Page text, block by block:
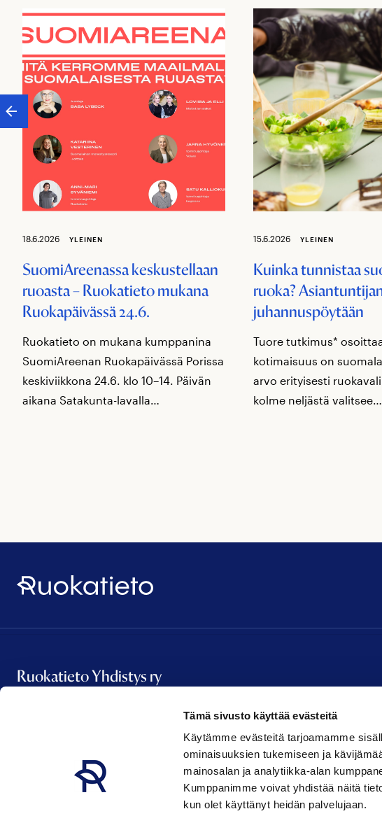
Tämä sivusto käyttää evästeitä
Käytämme evästeitä tarjoamamme
ominaisuuksien tukemiseen ja
mainosalan ja analytiikka-alan
Kumppanimme voivat yhdistää näitä
kun olet käyttänyt heidän palvelujaan.
18.6.2026 YLEINEN
SuomiAreenassa keskustellaan
ruoasta – Ruokatieto mukana
Ruokapäivässä 24.6.
Ruokatieto on mukana kumppanina
SuomiAreenan Ruokapäivässä Porissa
keskiviikkona 24.6. klo 10–14. Päivän
aikana Satakunta-lavalla…
15.6.2026 YLEINEN
Kuinka tunnistaa
ruoka?
juhannuspöytään
Tuore tutkimus*
kotimaisuus on
arvo erityisesti
kolme neljästä valitsee…
Ruokatieto
Ruokatieto Yhdistys ry
etunimi.sukunimi@ruokatieto.fi